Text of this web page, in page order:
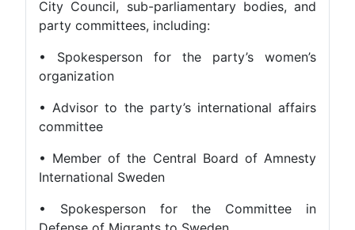
City Council, sub-parliamentary
party committees, including:
• Spokesperson for the party’s
• Advisor to the party’s
• Member of the Central Board
International Sweden
• Spokesperson for the